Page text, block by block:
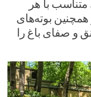
با هر
بوته‌های
و صفای باغ را